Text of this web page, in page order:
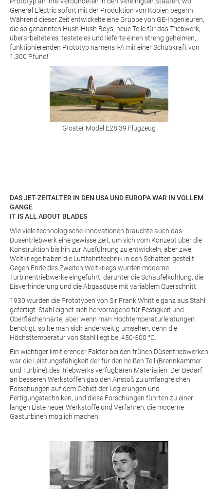
General Electric sofort mit der Produktion von Kopien begann.
Während dieser Zeit entwickelte eine Gruppe von GE-Ingenieuren,
die so genannten Hush-Hush Boys, neue Teile für das Triebwerk,
überarbeitete es, testete es und lieferte einen streng geheimen,
funktionierenden Prototyp namens I-A mit einer Schubkraft von
1.300 Pfund!
Gloster Model E28 39 Flugzeug
DAS JET-ZEITALTER IN DEN USA UND EUROPA WAR IN VOLLEM
GANGE
IT IS ALL ABOUT BLADES
Wie viele technologische Innovationen brauchte auch das
Düsentriebwerk eine gewisse Zeit, um sich vom Konzept über die
Konstruktion bis hin zur Ausführung zu entwickeln, aber zwei
Weltkriege haben die Luftfahrttechnik in den Schatten gestellt.
Gegen Ende des Zweiten Weltkriegs wurden moderne
Turbinentriebwerke eingeführt, darunter die Schaufelkühlung, die
Eisverhinderung und die Abgasdüse mit variablem Querschnitt.
1930 wurden die Prototypen von Sir Frank Whittle ganz aus Stahl
gefertigt. Stahl eignet sich hervorragend für Festigkeit und
Oberflächenhärte, aber wenn man Hochtemperaturleistungen
benötigt, sollte man sich anderweitig umsehen, denn die
Höchsttemperatur von Stahl liegt bei 450-500 °C.
Ein wichtiger limitierender Faktor bei den frühen Düsentriebwerken
war die Leistungsfähigkeit der für den heißen Teil (Brennkammer
und Turbine) des Triebwerks verfügbaren Materialien. Der Bedarf
an besseren Werkstoffen gab den Anstoß zu umfangreichen
Forschungen auf dem Gebiet der Legierungen und
Fertigungstechniken, und diese Forschungen führten zu einer
langen Liste neuer Werkstoffe und Verfahren, die moderne
Gasturbinen möglich machen.